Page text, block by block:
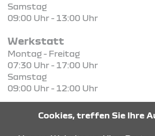
Samstag
09:00 Uhr - 13:00 Uhr
Werkstatt
Montag - Freitag
07:30 Uhr - 17:00 Uhr
Samstag
09:00 Uhr - 12:00 Uhr
ErsatzteileCookies, treffen Sie Ihre